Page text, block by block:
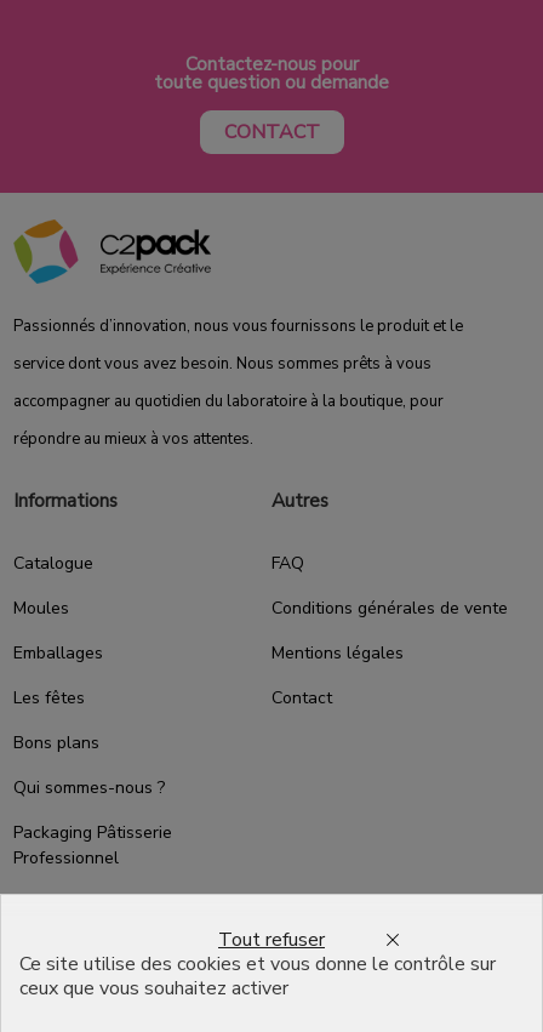
Contactez-nous pour
toute question ou demande
CONTACT
Passionnés d’innovation, nous vous fournissons le produit et le
service dont vous avez besoin. Nous sommes prêts à vous
accompagner au quotidien du laboratoire à la boutique, pour
répondre au mieux à vos attentes.
Informations
Catalogue
Moules
Emballages
Les fêtes
Bons plans
Qui sommes-nous ?
Packaging Pâtisserie
Professionnel
Emballage pour Chocolatier
English
Autres
FAQ
Conditions générales de vente
Mentions légales
Contact
Ce site utilise des cookies et vous donne le contrôle sur
ceux que vous souhaitez activer
Tout refuser